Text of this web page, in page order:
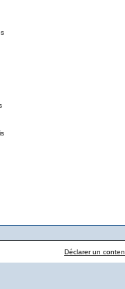
Déclarer un